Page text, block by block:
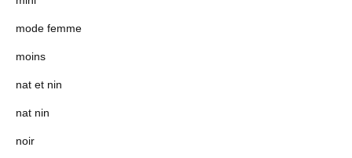
mode femme
moins
nat et nin
nat nin
noir